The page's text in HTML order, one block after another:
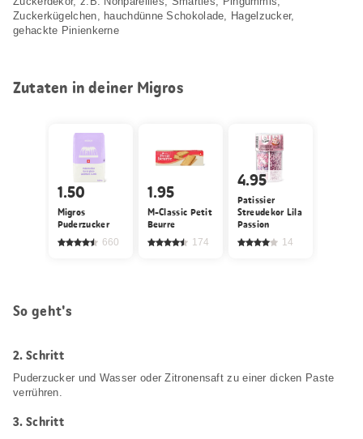
Zuckerkügelchen, hauchdünne Schokolade, Hagelzucker,
gehackte Pinienkerne
Zutaten in deiner Migros
1.50
Migros
Puderzucker
660
1.95
M-Classic Petit
Beurre
174
4.95
Patissier
Streudekor Lila
Passion
14
So geht's
2.Schritt
Puderzucker und Wasser oder Zitronensaft zu einer dicken Paste
verrühren.
3.Schritt